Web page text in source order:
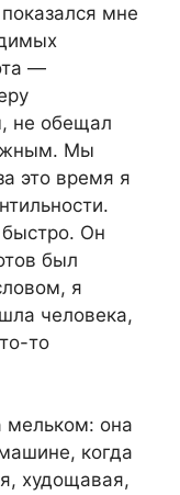
мне
—
не обещал
Мы
это время я
Он
был
я
человека,
то
мельком: она
когда
худощавая,